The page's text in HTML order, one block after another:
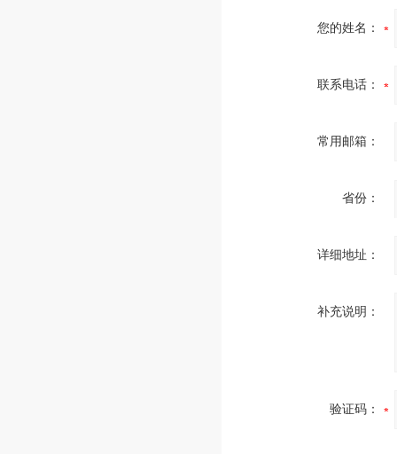
您的姓名：
联系电话：
常用邮箱：
省份：
详细地址：
补充说明：
验证码：